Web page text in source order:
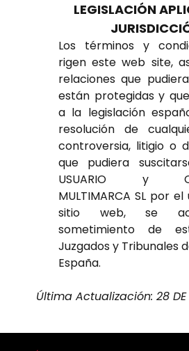
LEGISLACIÓN
Los términos y
rigen este web site,
relaciones que
están protegidas y
a la legislación
resolución de
controversia, litigio o
que pudiera
USUARIO y
MULTIMARCA SL por
sitio web, se
sometimiento de
Juzgados y Tribunales
España.
Última Actualización: 28 DE